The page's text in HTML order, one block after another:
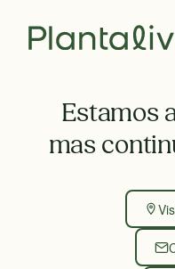
Estamos
mas